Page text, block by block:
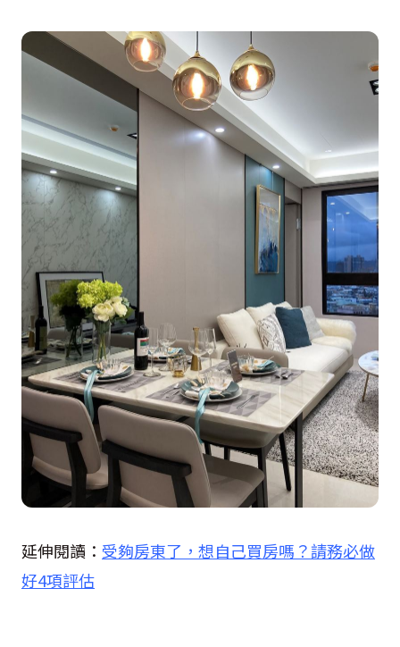
延伸閱讀： 受夠房東了，想自己買房嗎？請務必做
好4項評估